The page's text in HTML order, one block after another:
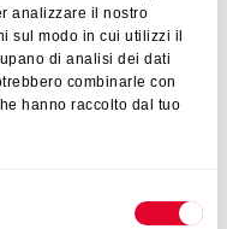
analizzare il nostro
sul modo in cui utilizzi il
di analisi dei dati
combinarle con
hanno raccolto dal tuo